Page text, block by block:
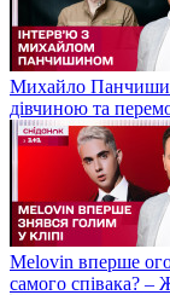
Михайло
дівчиною та
Melovin вперше
самого співака? –